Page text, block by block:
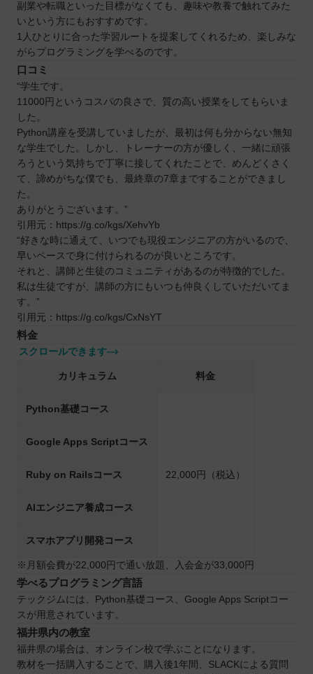
副業や転職といった目標がなくても、趣味や教養で触れてみた
いという方にもおすすめです。
1人ひとりに合った学習ルートを提案してくれるため、楽しみな
がらプログラミングを学べるのです。
口コミ
“学生です。
11000円というコスパの良さで、質の高い授業をしてもらいま
した。
Python講座を受講していましたが、最初は何も分からない無知
な学生でした。しかし、トレーナーの方が優しく、一緒に頑張
ろうという気持ちで丁寧に接してくれたことで、めんどくさく
て、諦めがちな僕でも、最終章の7章まですることができまし
た。
ありがとうございます。”
引用元：https://g.co/kgs/XehvYb
“好きな時に通えて、いつでも現役エンジニアの方がいるので、
早いペースで身に付けられるのが良いところです。
それと、講師と生徒のコミュニティがあるのが特徴的でした。
私は生徒ですが、講師の方にもいつも仲良くしていただいてま
す。”
引用元：https://g.co/kgs/CxNsYT
料金
スクロールできます
カリキュラム 料金
Python基礎コース
22,000円（税込）
Google Apps Scriptコース
Ruby on Railsコース
AIエンジニア養成コース
スマホアプリ開発コース
※月額会費が22,000円で通い放題、入会金が33,000円
学べるプログラミング言語
テックジムには、Python基礎コース、Google Apps Scriptコー
スが用意されています。
福井県内の教室
福井県の場合は、オンライン校で学ぶことになります。
教材を一括購入することで、購入後1年間、SLACKによる質問